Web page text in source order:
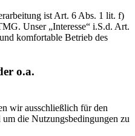
ist Art. 6 Abs. 1 lit. f)
Unser „Interesse“ i.S.d. Art.
komfortable Betrieb des
o.a.
wir ausschließlich für den
die Nutzungsbedingungen zu